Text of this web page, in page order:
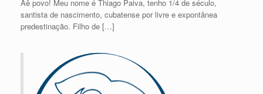
Aê povo! Meu nome é Thiago Paiva, tenho 1/4 de século,
santista de nascimento, cubatense por livre e expontânea
predestinação. Filho de […]